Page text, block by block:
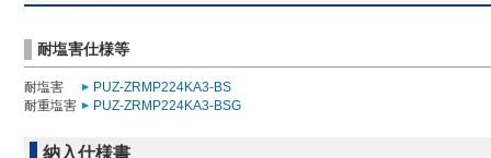
耐塩害仕様等
耐塩害
PUZ-ZRMP224KA3-BS
耐重塩害
PUZ-ZRMP224KA3-BSG
納入仕様書